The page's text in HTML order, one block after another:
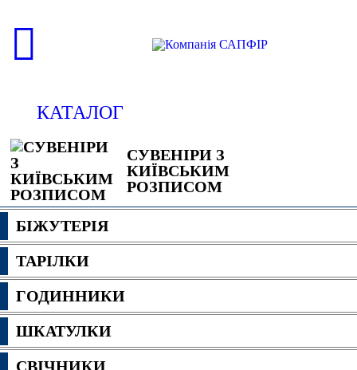
КАТАЛОГ
СУВЕНІРИ З
КИЇВСЬКИМ
РОЗПИСОМ
БІЖУТЕРІЯ
ТАРІЛКИ
ГОДИННИКИ
ШКАТУЛКИ
СВІЧНИКИ